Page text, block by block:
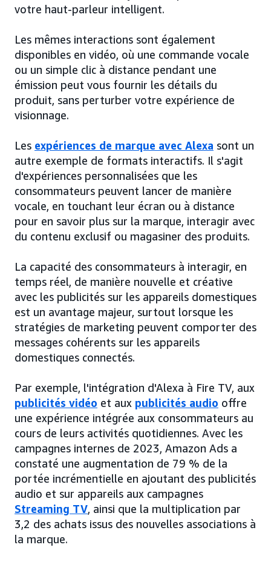
votre haut-parleur intelligent.
Les mêmes interactions sont également
disponibles en vidéo, où une commande vocale
ou un simple clic à distance pendant une
émission peut vous fournir les détails du
produit, sans perturber votre expérience de
visionnage.
Les expériences de marque avec Alexa sont un
autre exemple de formats interactifs. Il s'agit
d'expériences personnalisées que les
consommateurs peuvent lancer de manière
vocale, en touchant leur écran ou à distance
pour en savoir plus sur la marque, interagir avec
du contenu exclusif ou magasiner des produits.
La capacité des consommateurs à interagir, en
temps réel, de manière nouvelle et créative
avec les publicités sur les appareils domestiques
est un avantage majeur, surtout lorsque les
stratégies de marketing peuvent comporter des
messages cohérents sur les appareils
domestiques connectés.
Par exemple, l'intégration d'Alexa à Fire TV, aux
publicités vidéo et aux publicités audio offre
une expérience intégrée aux consommateurs au
cours de leurs activités quotidiennes. Avec les
campagnes internes de 2023, Amazon Ads a
constaté une augmentation de 79 % de la
portée incrémentielle en ajoutant des publicités
audio et sur appareils aux campagnes
Streaming TV, ainsi que la multiplication par
3,2 des achats issus des nouvelles associations à
la marque.